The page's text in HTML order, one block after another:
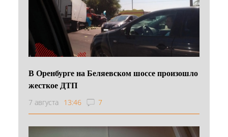
В Оренбурге на Беляевском шоссе произошло
жесткое ДТП
7 августа 13:46 7